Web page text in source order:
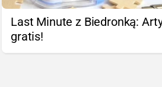
Last Minute z Biedronką:
gratis!